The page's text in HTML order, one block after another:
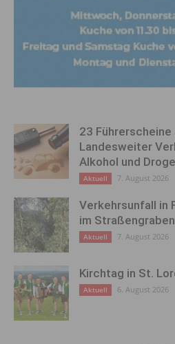
23 Führerscheine
Landesweiter
Alkohol und
Aktuell 7. August 2026
Verkehrsunfall in
im Straßengraben
Aktuell 7. August 2026
Kirchtag in St.
Aktuell 6. August 2026